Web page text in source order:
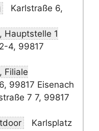
Karlstraße 6,
Hauptstelle 1
4, 99817
Filiale
99817 Eisenach
7 7, 99817
Karlsplatz